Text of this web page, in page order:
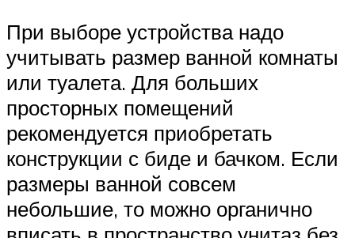
При выборе устройства надо
учитывать размер ванной комнаты
или туалета. Для больших
просторных помещений
рекомендуется приобретать
конструкции с биде и бачком. Если
размеры ванной совсем
небольшие, то можно органично